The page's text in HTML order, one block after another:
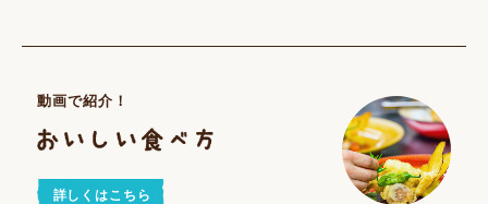
動画で紹介！
詳しくはこちら